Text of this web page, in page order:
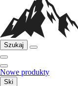
Szukaj
Nowe produkty
Ski